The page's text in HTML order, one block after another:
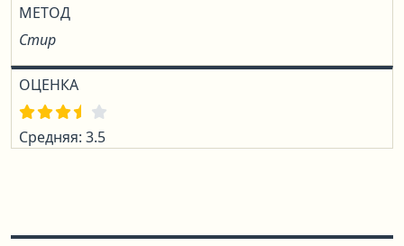
МЕТОД
Стир
ОЦЕНКА
Средняя: 3.5